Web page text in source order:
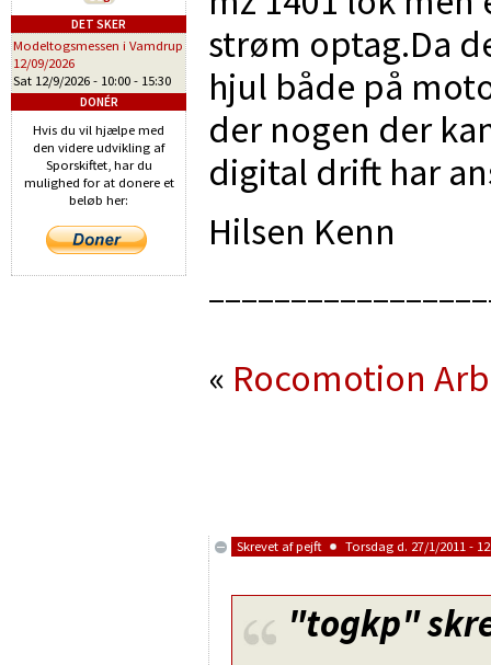
strøm optag.Da
hjul både på
der nogen der
digital drift har
Hilsen Kenn
« Rocomotion
Skrevet afpejft Torsdag d. 27/1/2011 -
"togkp"
DET SKER
Modeltogsmessen i Vamdrup
12/09/2026
Sat 12/9/2026 - 10:00 - 15:30
DONÉR
Hvis du vil hjælpe med
den videre udvikling af
Sporskiftet, har du
mulighed for at donere et
beløb her: